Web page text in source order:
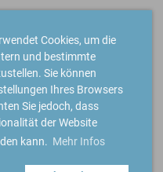
Cookies, um die
und bestimmte
Sie können
Ihres Browsers
Sie jedoch, dass
der Website
kann. Mehr Infos
Höfe